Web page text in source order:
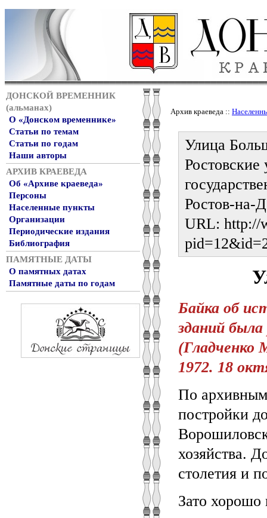
ДОНСКОЙ ВРЕМЕННИК
(альманах)
О «Донском временнике»
Статьи по темам
Статьи по годам
Наши авторы
АРХИВ КРАЕВЕДА
Об «Архиве краеведа»
Персоны
Населенные пункты
Организации
Периодические издания
Библиография
ПАМЯТНЫЕ ДАТЫ
О памятных датах
Памятные даты по годам
Архив краеведа ::
Улица
Ростов-на-
URL: http://
Байка об
зданий была
(Гладченко
1972. 18
По архивным
постройки
хозяйства.
столетия и
Зато хорошо